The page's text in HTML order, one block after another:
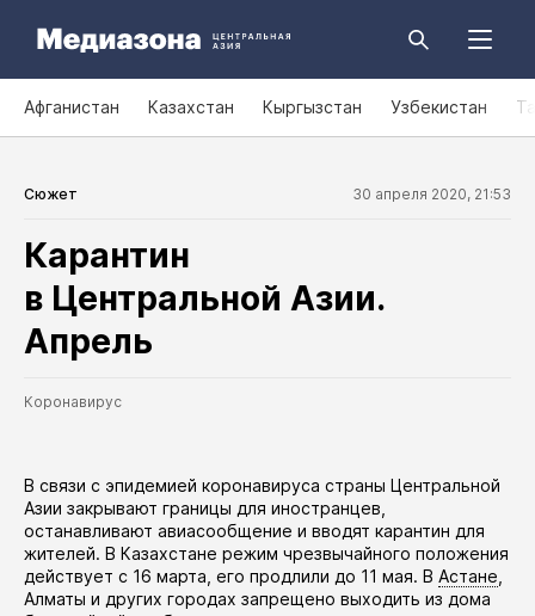
Афганистан Казахстан Кыргызстан Узбекистан
Сюжет 30 апреля 2020, 21:53
Карантин
в Центральной Азии.
Апрель
Коронавирус
В связи с эпидемией коронавируса страны Центральной
Азии закрывают границы для иностранцев,
останавливают авиасообщение и вводят карантин для
жителей. В Казахстане режим чрезвычайного положения
действует с 16 марта, его продлили до 11 мая. В Астане
Алматы и других городах запрещено выходить из дома